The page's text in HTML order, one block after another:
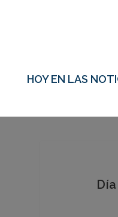
HOY EN LAS